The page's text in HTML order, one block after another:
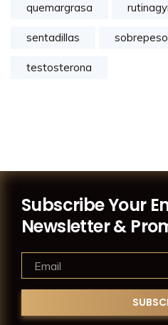
quemargrasa
sentadillas sobrepeso
testosterona
Subscribe Your
Newsletter &